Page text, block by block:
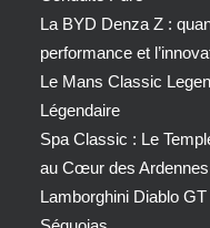
La BYD Denza Z :
performance et
Le Mans Classic
Légendaire
Spa Classic : Le
au Cœur des Ardennes
Lamborghini Diablo